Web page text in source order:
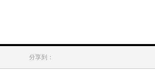
分享到：